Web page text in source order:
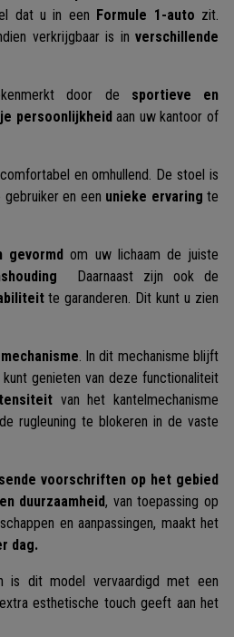
dat u in een Formule 1-auto zit.
verkrijgbaar is in verschillende
door de sportieve en
persoonlijkheidaan uw kantoor of
en omhullend. De stoel is
en een unieke ervaring te
gevormd om uw lichaam de juiste
Daarnaast zijn ook de
te garanderen. Dit kunt u zien
. In dit mechanisme blijft
genieten van deze functionaliteit
van het kantelmechanisme
rugleuning te blokeren in de vaste
voorschriften op het gebied
duurzaamheid, van toepassing op
en aanpassingen, maakt het
dag.
is dit model vervaardigd met een
esthetische touch geeft aan het